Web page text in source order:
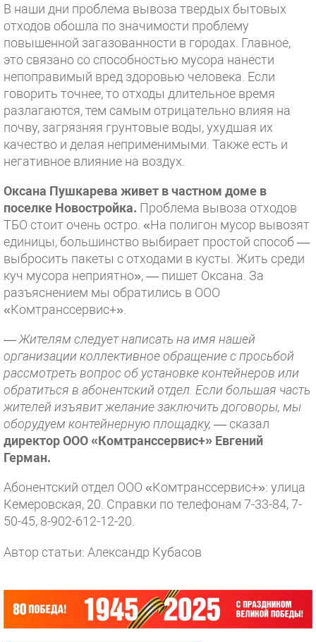
В наши дни проблема вывоза твердых бытовых
отходов обошла по значимости проблему
повышенной загазованности в городах. Главное,
это связано со способностью мусора нанести
непоправимый вред здоровью человека. Если
говорить точнее, то отходы длительное время
разлагаются, тем самым отрицательно влияя на
почву, загрязняя грунтовые воды, ухудшая их
качество и делая неприменимыми. Также есть и
негативное влияние на воздух.
Оксана Пушкарева живет в частном доме в
поселке Новостройка. Проблема вывоза отходов
ТБО стоит очень остро. «На полигон мусор вывозят
единицы, большинство выбирает простой способ —
выбросить пакеты с отходами в кусты. Жить среди
куч мусора неприятно», — пишет Оксана. За
разъяснением мы обратились в ООО
«Комтранссервис+».
— Жителям следует написать на имя нашей
организации коллективное обращение с просьбой
рассмотреть вопрос об установке контейнеров или
обратиться в абонентский отдел. Если большая часть
жителей изъявит желание заключить договоры, мы
оборудуем контейнерную площадку, — сказал
директор ООО «Комтранссервис+» Евгений
Герман.
Абонентский отдел ООО «Комтранссервис+»: улица
Кемеровская, 20. Справки по телефонам 7-33-84, 7-
50-45, 8-902-612-12-20.
Автор статьи: Александр Кубасов